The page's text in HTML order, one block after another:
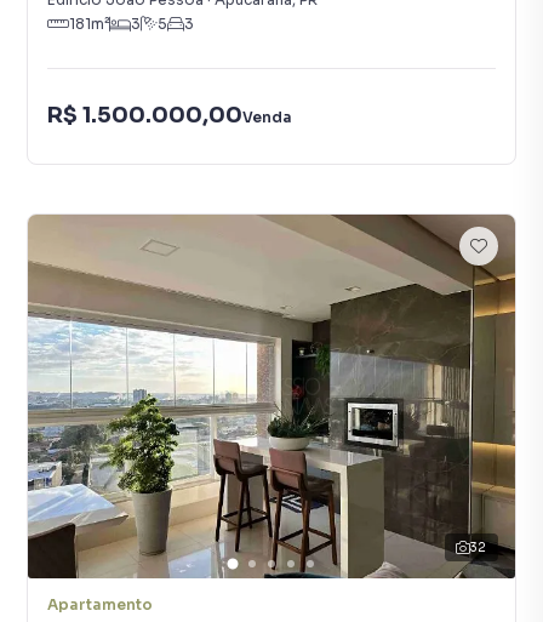
181m² 3 5 3
R$ 1.500.000,00Venda
32
Apartamento